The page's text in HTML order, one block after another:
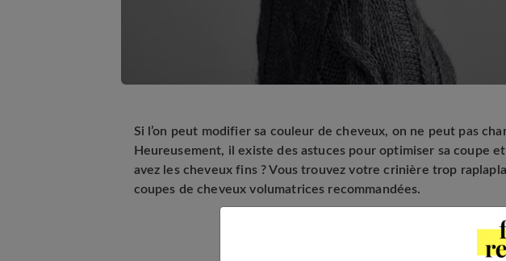
Si l’on peut modifier sa couleur de cheveux, on ne peut pas
Heureusement, il existe des astuces pour optimiser sa coupe
avez les cheveux fins ? Vous trouvez votre crinière trop
coupes de cheveux volumatrices recommandées.